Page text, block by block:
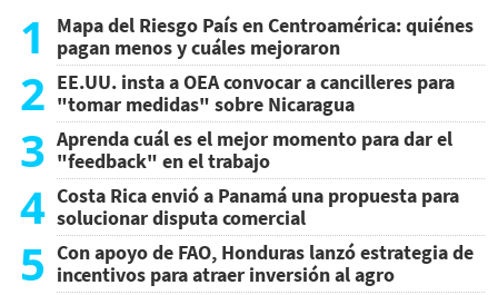
1
Mapa del Riesgo País en Centroamérica: quiénes
pagan menos y cuáles mejoraron
2 EE.UU. insta a OEA convocar a cancilleres para
"tomar medidas" sobre Nicaragua
3 Aprenda cuál es el mejor momento para dar el
"feedback" en el trabajo
4 Costa Rica envió a Panamá una propuesta para
solucionar disputa comercial
5 Con apoyo de FAO, Honduras lanzó estrategia de
incentivos para atraer inversión al agro